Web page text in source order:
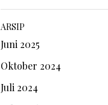
ARSIP
Juni 2025
Oktober 2024
Juli 2024